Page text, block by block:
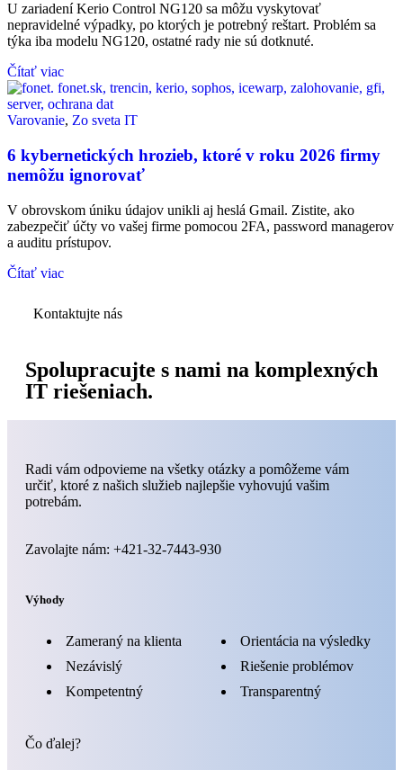
U zariadení Kerio Control NG120 sa môžu vyskytovať
nepravidelné výpadky, po ktorých je potrebný reštart. Problém sa
týka iba modelu NG120, ostatné rady nie sú dotknuté.
Čítať viac
Varovanie, Zo sveta IT
6 kybernetických hrozieb, ktoré v roku 2026 firmy
nemôžu ignorovať
V obrovskom úniku údajov unikli aj heslá Gmail. Zistite, ako
zabezpečiť účty vo vašej firme pomocou 2FA, password managerov
a auditu prístupov.
Čítať viac
Kontaktujte nás
Spolupracujte s nami na komplexných
IT riešeniach.
Radi vám odpovieme na všetky otázky a pomôžeme vám
určiť, ktoré z našich služieb najlepšie vyhovujú vašim
potrebám.
Zavolajte nám: +421-32-7443-930
Výhody
Zameraný na klienta
Nezávislý
Kompetentný
Orientácia na výsledky
Riešenie problémov
Transparentný
Čo ďalej?